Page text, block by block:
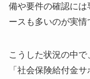
備や要件の確認に
ースも多いのが実情
こうした状況の中
「社会保険給付金